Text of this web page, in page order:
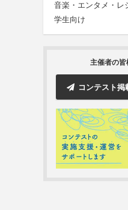
音楽・エンタメ・レ
学生向け
主催者の皆
コンテスト掲